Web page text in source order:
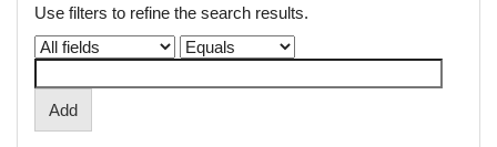
Use filters to refine the search results.